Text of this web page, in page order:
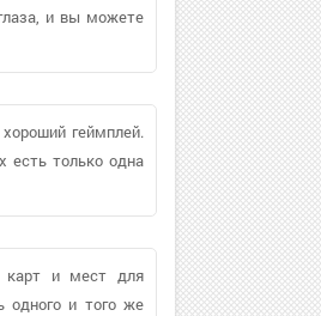
и вы можете
геймплей.
есть только одна
карт и мест для
одного и того же